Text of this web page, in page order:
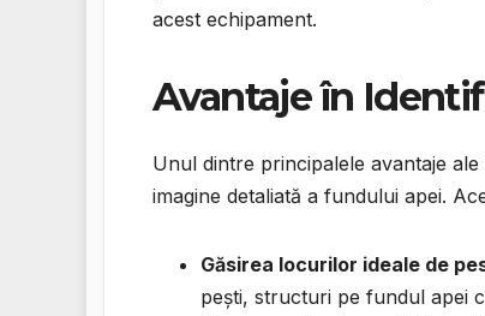
acest echipament.
Avantaje în
Unul dintre principalele avantaje
imagine detaliată a fundului apei.
Găsirea locurilor ideale de
pești, structuri pe fundul apei